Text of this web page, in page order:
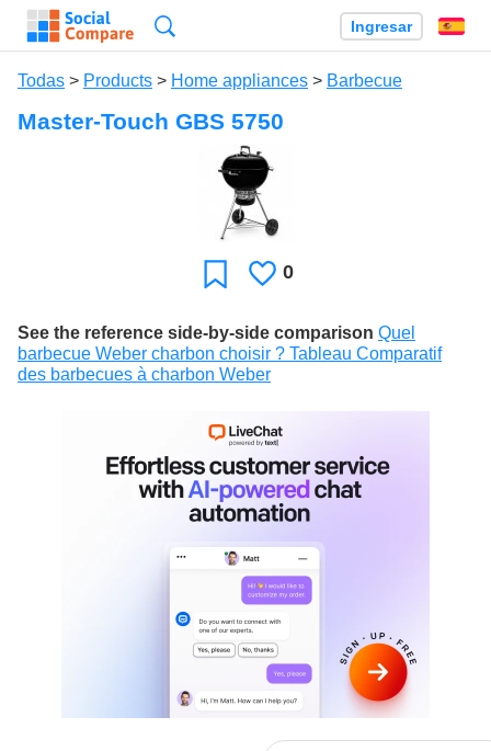
Ingresar
Todas > Products > Home appliances > Barbecue
Master-Touch GBS 5750
Favoritos
Le
0
See the reference side-by-side comparison Quel
barbecue Weber charbon choisir ? Tableau Comparatif
des barbecues à charbon Weber